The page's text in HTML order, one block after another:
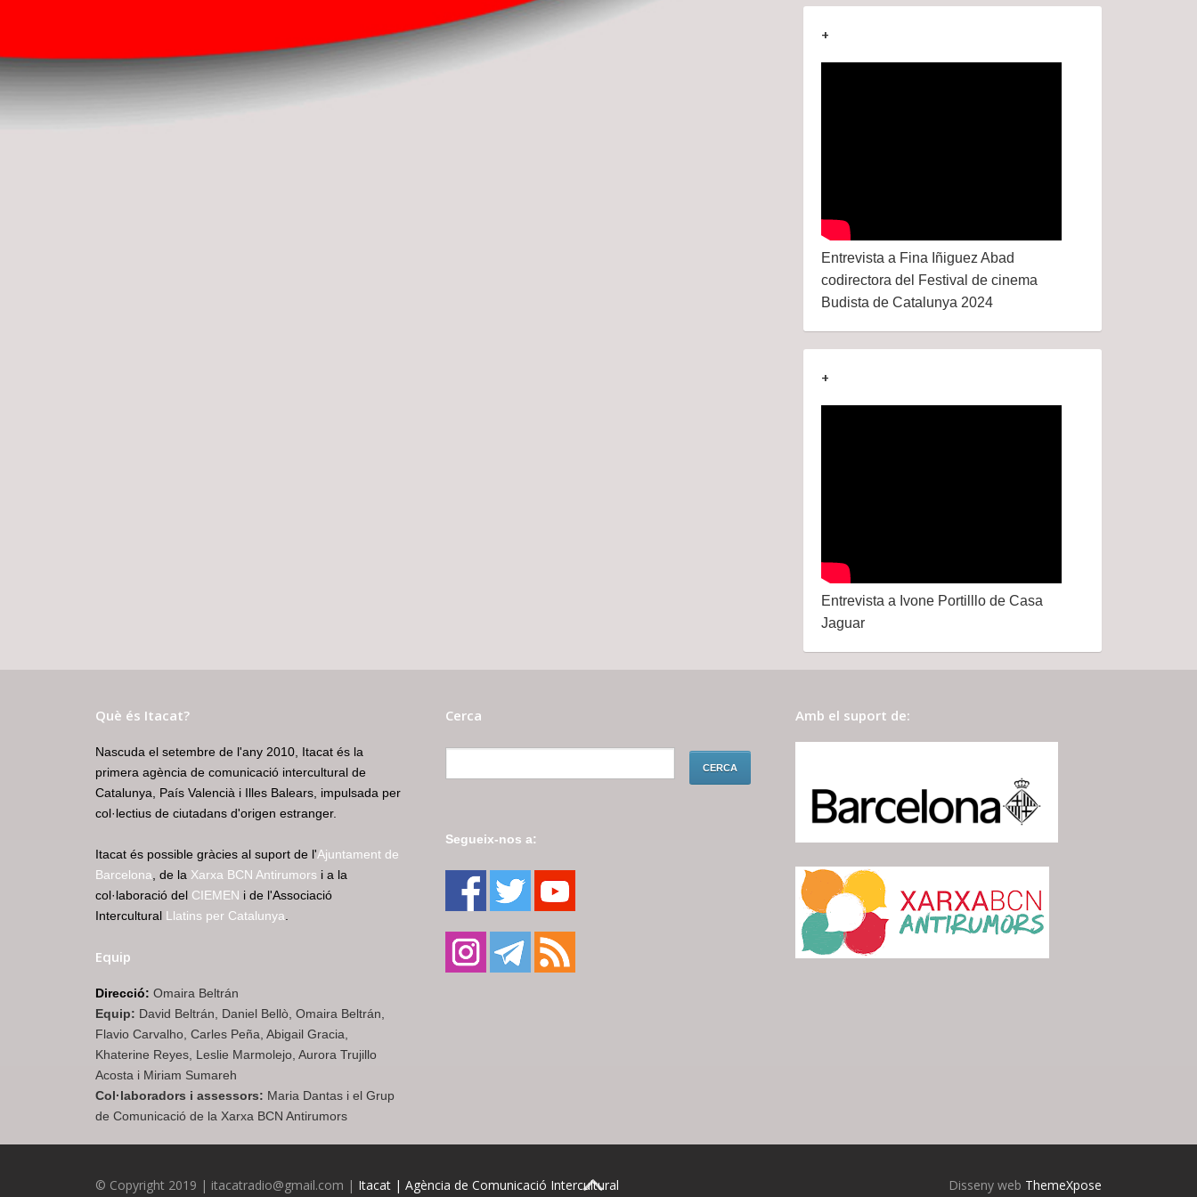
+
Entrevista a Fina Iñiguez Abad
codirectora del Festival de cinema
Budista de Catalunya 2024
+
Entrevista a Ivone Portilllo de Casa
Jaguar
Què és Itacat?
Nascuda el setembre de l'any 2010, Itacat és la
primera agència de comunicació intercultural de
Catalunya, País Valencià i Illes Balears, impulsada per
col·lectius de ciutadans d'origen estranger.
Itacat és possible gràcies al suport de l'Ajuntament de
Barcelona , de la Xarxa BCN Antirumors i a la
col·laboració del CIEMEN i de l'Associació
Intercultural Llatins per Catalunya
Equip
Direcció: Omaira Beltrán
Equip: David Beltrán, Daniel Bellò, Omaira Beltrán,
Flavio Carvalho, Carles Peña, Abigail Gracia,
Khaterine Reyes, Leslie Marmolejo, Aurora Trujillo
Acosta i Miriam Sumareh
Col·laboradors i assessors: Maria Dantas i el Grup
de Comunicació de la Xarxa BCN Antirumors
Cerca
Segueix-nos a:
Amb el suport de:
© Copyright 2019 | itacatradio@gmail.com | Itacat | Agència de Comunicació Intercultural Disseny web ThemeXpose
BACK TO TOP